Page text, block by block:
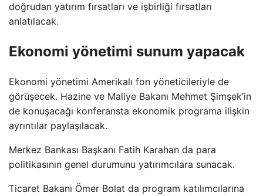
doğrudan yatırım fırsatları ve işbirliği fırsatları
anlatılacak.
Ekonomi yönetimi sunum yapacak
Ekonomi yönetimi Amerikalı fon yöneticileriyle de
görüşecek. Hazine ve Maliye Bakanı Mehmet Şimşek’in
de konuşacağı konferansta ekonomik programa ilişkin
ayrıntılar paylaşılacak.
Merkez Bankası Başkanı Fatih Karahan da para
politikasının genel durumunu yatırımcılara sunacak.
Ticaret Bakanı Ömer Bolat da program katılımcılarına